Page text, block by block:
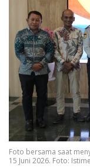
Foto bersama saat
15 Juni 2026. Foto: